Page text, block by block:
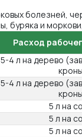
болезней,
буряка и
Расход
4 л на дерево
4 л на дерево
5 л на
5 л на
5 л на